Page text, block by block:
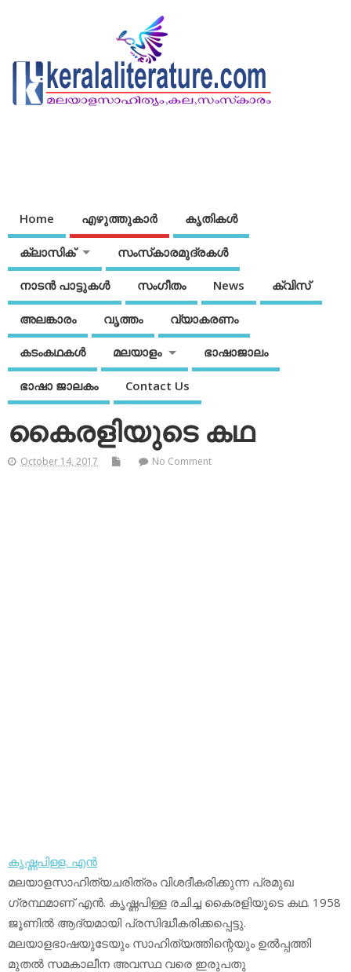
Home എഴുത്തുകാര്‍ കൃതികൾ
ക്ലാസിക് സംസ്‌കാരമുദ്രകള്‍
നാടന്‍ പാട്ടുകള്‍ സംഗീതം News ക്വിസ്
അലങ്കാരം വൃത്തം വ്യാകരണം
കടംകഥകള്‍ മലയാളം ഭാഷാജാലം
ഭാഷാ ജാലകം Contact Us
കൈരളിയുടെ കഥ
October 14, 2017 No Comment
കൃഷ്ണപിള്ള. എന്‍
മലയാളസാഹിത്യചരിത്രം വിശദീകരിക്കുന്ന പ്രമുഖ
ഗ്രന്ഥമാണ് എന്‍. കൃഷ്ണപിള്ള രചിച്ച കൈരളിയുടെ കഥ. 1958
ജൂണില്‍ ആദ്യമായി പ്രസിദ്ധീകരിക്കപ്പെട്ടു.
മലയാളഭാഷയുടേയും സാഹിത്യത്തിന്റെയും ഉല്‍പ്പത്തി
മുതല്‍ സമകാലീന അവസ്ഥ വരെ ഇരുപതു